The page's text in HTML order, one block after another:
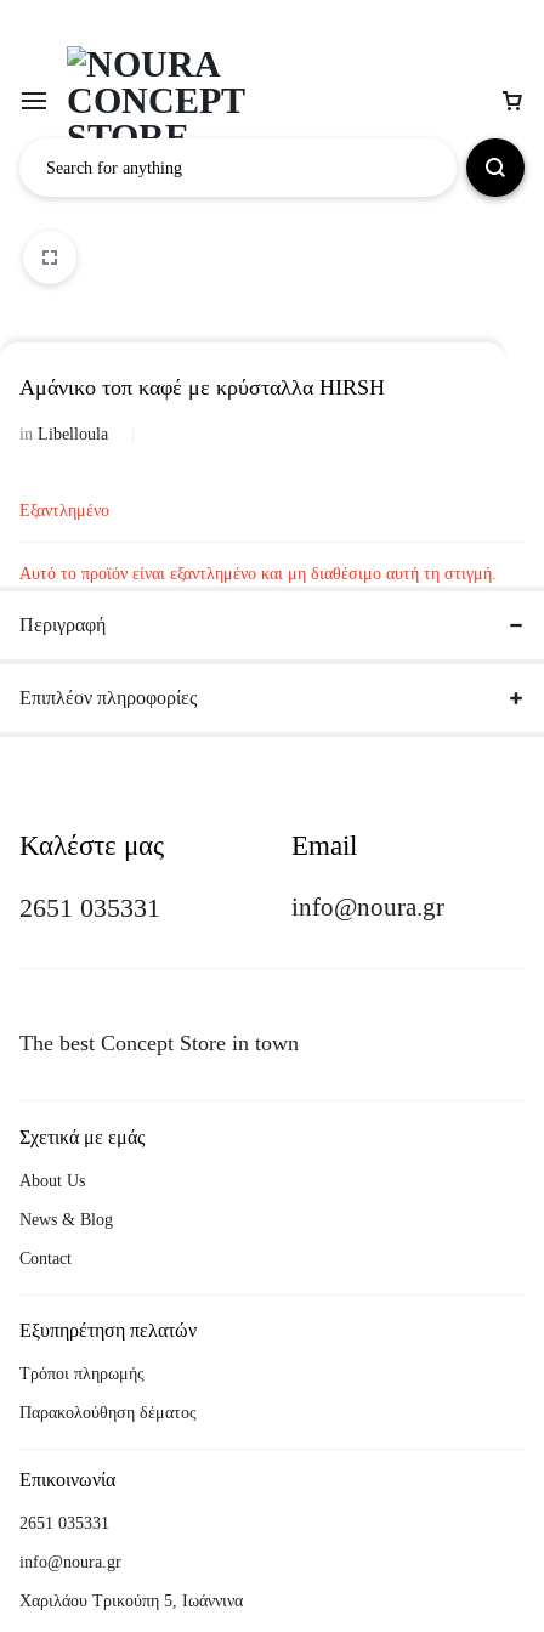
Αμάνικο τοπ καφέ με κρύσταλλα HIRSH
in Libelloula
Εξαντλημένο
Αυτό το προϊόν είναι εξαντλημένο και μη διαθέσιμο αυτή τη στιγμή.
Περιγραφή
Επιπλέον πληροφορίες
Καλέστε μας
2651 035331
Email
info@noura.gr
The best Concept Store in town
Σχετικά με εμάς
About Us
News & Blog
Contact
Εξυπηρέτηση πελατών
Τρόποι πληρωμής
Παρακολούθηση δέματος
Επικοινωνία
2651 035331
info@noura.gr
Χαριλάου Τρικούπη 5, Ιωάννινα